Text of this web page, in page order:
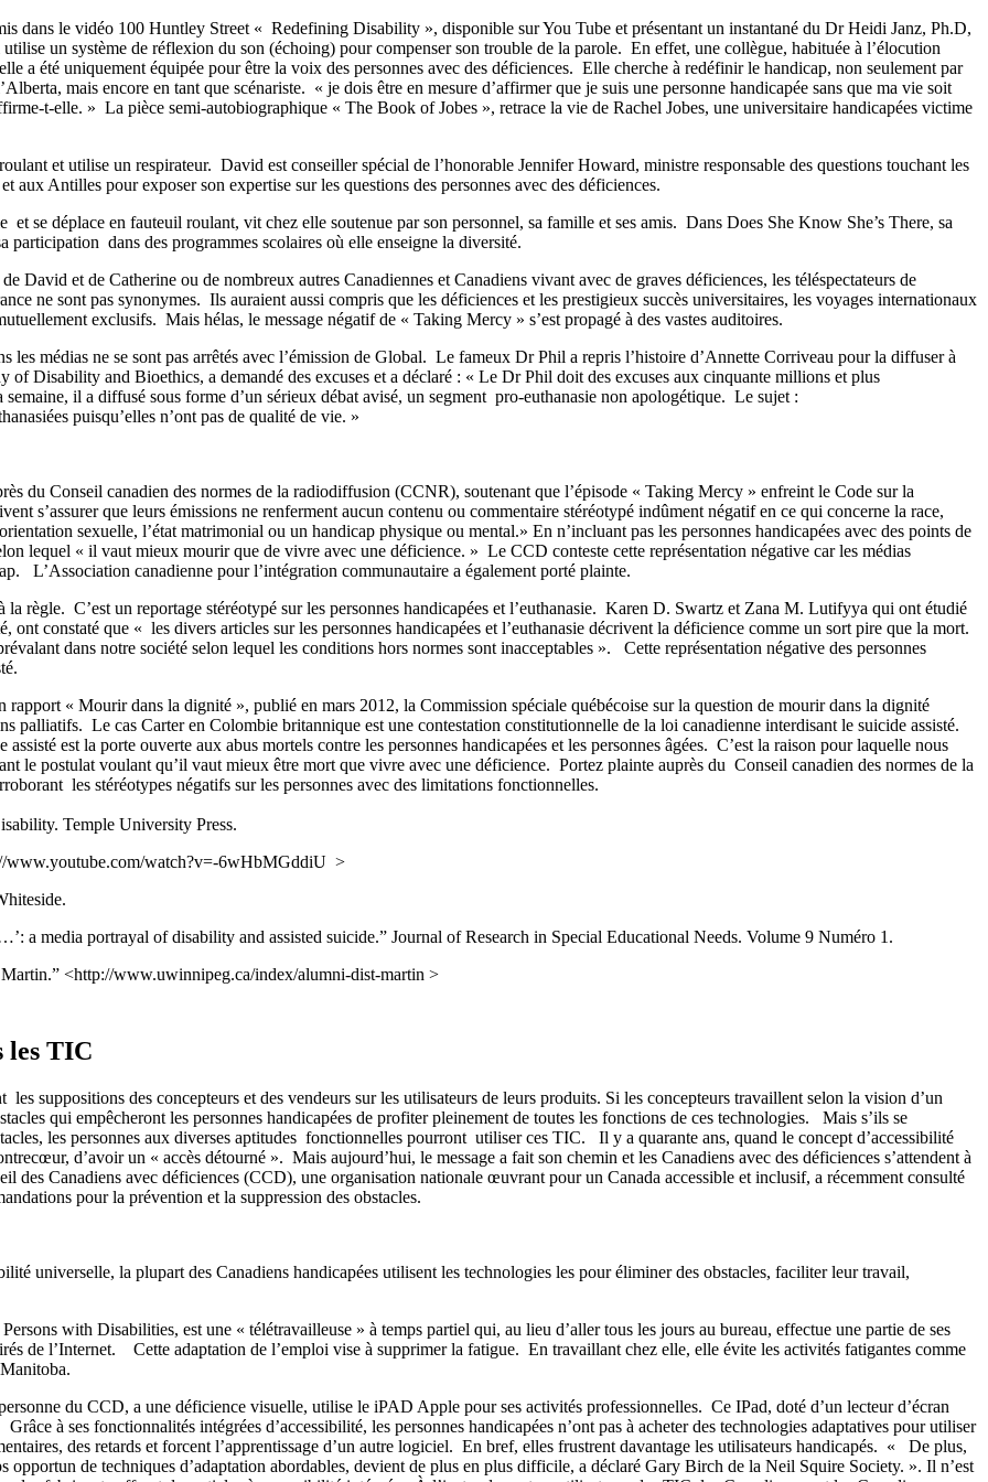
dans le vidéo 100 Huntley Street « Redefining Disability », disponible sur You Tube et présentant un instantané du Dr Heidi Janz, Ph.D,
un système de réflexion du son (échoing) pour compenser son trouble de la parole. En effet, une collègue, habituée à l’élocution
a été uniquement équipée pour être la voix des personnes avec des déficiences. Elle cherche à redéfinir le handicap, non seulement par
mais encore en tant que scénariste. « je dois être en mesure d’affirmer que je suis une personne handicapée sans que ma vie soit
t-elle. » La pièce semi-autobiographique « The Book of Jobes », retrace la vie de Rachel Jobes, une universitaire handicapées victime
et utilise un respirateur. David est conseiller spécial de l’honorable Jennifer Howard, ministre responsable des questions touchant les
Antilles pour exposer son expertise sur les questions des personnes avec des déficiences.
se déplace en fauteuil roulant, vit chez elle soutenue par son personnel, sa famille et ses amis. Dans Does She Know She’s There, sa
participation dans des programmes scolaires où elle enseigne la diversité.
David et de Catherine ou de nombreux autres Canadiennes et Canadiens vivant avec de graves déficiences, les téléspectateurs de
ne sont pas synonymes. Ils auraient aussi compris que les déficiences et les prestigieux succès universitaires, les voyages internationaux
exclusifs. Mais hélas, le message négatif de « Taking Mercy » s’est propagé à des vastes auditoires.
les médias ne se sont pas arrêtés avec l’émission de Global. Le fameux Dr Phil a repris l’histoire d’Annette Corriveau pour la diffuser à
Disability and Bioethics, a demandé des excuses et a déclaré : « Le Dr Phil doit des excuses aux cinquante millions et plus
il a diffusé sous forme d’un sérieux débat avisé, un segment pro-euthanasie non apologétique. Le sujet :
puisqu’elles n’ont pas de qualité de vie. »
du Conseil canadien des normes de la radiodiffusion (CCNR), soutenant que l’épisode « Taking Mercy » enfreint le Code sur la
s’assurer que leurs émissions ne renferment aucun contenu ou commentaire stéréotypé indûment négatif en ce qui concerne la race,
sexuelle, l’état matrimonial ou un handicap physique ou mental.» En n’incluant pas les personnes handicapées avec des points de
lequel « il vaut mieux mourir que de vivre avec une déficience. » Le CCD conteste cette représentation négative car les médias
L’Association canadienne pour l’intégration communautaire a également porté plainte.
règle. C’est un reportage stéréotypé sur les personnes handicapées et l’euthanasie. Karen D. Swartz et Zana M. Lutifyya qui ont étudié
constaté que « les divers articles sur les personnes handicapées et l’euthanasie décrivent la déficience comme un sort pire que la mort.
dans notre société selon lequel les conditions hors normes sont inacceptables ». Cette représentation négative des personnes
« Mourir dans la dignité », publié en mars 2012, la Commission spéciale québécoise sur la question de mourir dans la dignité
palliatifs. Le cas Carter en Colombie britannique est une contestation constitutionnelle de la loi canadienne interdisant le suicide assisté.
est la porte ouverte aux abus mortels contre les personnes handicapées et les personnes âgées. C’est la raison pour laquelle nous
le postulat voulant qu’il vaut mieux être mort que vivre avec une déficience. Portez plainte auprès du Conseil canadien des normes de la
les stéréotypes négatifs sur les personnes avec des limitations fonctionnelles.
Temple University Press.
www.youtube.com/watch?v=-6wHbMGddiU >
a media portrayal of disability and assisted suicide.” Journal of Research in Special Educational Needs. Volume 9 Numéro 1.
<http://www.uwinnipeg.ca/index/alumni-dist-martin >
les TIC
suppositions des concepteurs et des vendeurs sur les utilisateurs de leurs produits. Si les concepteurs travaillent selon la vision d’un
qui empêcheront les personnes handicapées de profiter pleinement de toutes les fonctions de ces technologies. Mais s’ils se
les personnes aux diverses aptitudes fonctionnelles pourront utiliser ces TIC. Il y a quarante ans, quand le concept d’accessibilité
d’avoir un « accès détourné ». Mais aujourd’hui, le message a fait son chemin et les Canadiens avec des déficiences s’attendent à
des Canadiens avec déficiences (CCD), une organisation nationale œuvrant pour un Canada accessible et inclusif, a récemment consulté
pour la prévention et la suppression des obstacles.
universelle, la plupart des Canadiens handicapées utilisent les technologies les pour éliminer des obstacles, faciliter leur travail,
with Disabilities, est une « télétravailleuse » à temps partiel qui, au lieu d’aller tous les jours au bureau, effectue une partie de ses
de l’Internet. Cette adaptation de l’emploi vise à supprimer la fatigue. En travaillant chez elle, elle évite les activités fatigantes comme
du CCD, a une déficience visuelle, utilise le iPAD Apple pour ses activités professionnelles. Ce IPad, doté d’un lecteur d’écran
à ses fonctionnalités intégrées d’accessibilité, les personnes handicapées n’ont pas à acheter des technologies adaptatives pour utiliser
des retards et forcent l’apprentissage d’un autre logiciel. En bref, elles frustrent davantage les utilisateurs handicapés. « De plus,
de techniques d’adaptation abordables, devient de plus en plus difficile, a déclaré Gary Birch de la Neil Squire Society. ». Il n’est